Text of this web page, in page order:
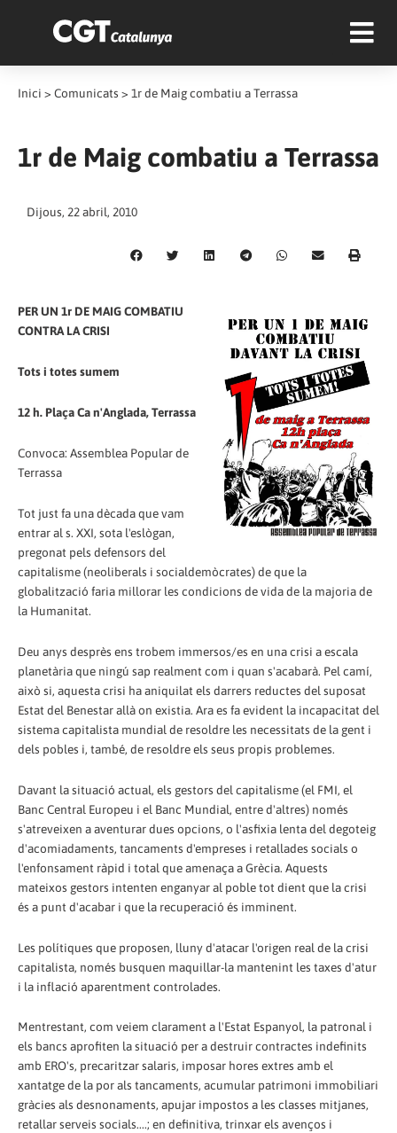
Inici > Comunicats > 1r de Maig combatiu a Terrassa
1r de Maig combatiu a Terrassa
Dijous, 22 abril, 2010
PER UN 1r DE MAIG COMBATIU
CONTRA LA CRISI
Tots i totes sumem
12 h. Plaça Ca n'Anglada, Terrassa
Convoca: Assemblea Popular de
Terrassa
Tot just fa una dècada que vam
entrar al s. XXI, sota l'eslògan,
pregonat pels defensors del
capitalisme (neoliberals i socialdemòcrates) de que la
globalització faria millorar les condicions de vida de la majoria de
la Humanitat.
Deu anys desprès ens trobem immersos/es en una crisi a escala
planetària que ningú sap realment com i quan s'acabarà. Pel camí,
això si, aquesta crisi ha aniquilat els darrers reductes del suposat
Estat del Benestar allà on existia. Ara es fa evident la incapacitat del
sistema capitalista mundial de resoldre les necessitats de la gent i
dels pobles i, també, de resoldre els seus propis problemes.
Davant la situació actual, els gestors del capitalisme (el FMI, el
Banc Central Europeu i el Banc Mundial, entre d'altres) només
s'atreveixen a aventurar dues opcions, o l'asfixia lenta del degoteig
d'acomiadaments, tancaments d'empreses i retallades socials o
l'enfonsament ràpid i total que amenaça a Grècia. Aquests
mateixos gestors intenten enganyar al poble tot dient que la crisi
és a punt d'acabar i que la recuperació és imminent.
Les polítiques que proposen, lluny d'atacar l'origen real de la crisi
capitalista, només busquen maquillar-la mantenint les taxes d'atur
i la inflació aparentment controlades.
Mentrestant, com veiem clarament a l'Estat Espanyol, la patronal i
els bancs aprofiten la situació per a destruir contractes indefinits
amb ERO's, precaritzar salaris, imposar hores extres amb el
xantatge de la por als tancaments, acumular patrimoni immobiliari
gràcies als desnonaments, apujar impostos a les classes mitjanes,
retallar serveis socials....; en definitiva, trinxar els avenços i